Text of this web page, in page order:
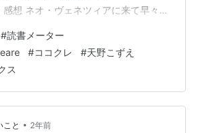
想 ネオ・ヴェネツィアに来て早々の
ょっとホラーな感じの展開はワクワ
て感じられるので読んでいて楽しい
物語の根幹をなす重要な存在らしい
猫たちの話を覚えておこうかな。 そ
ごと裏話…
#読書メーター
#ココクレ #天野こずえ
ス
こと • 2年前